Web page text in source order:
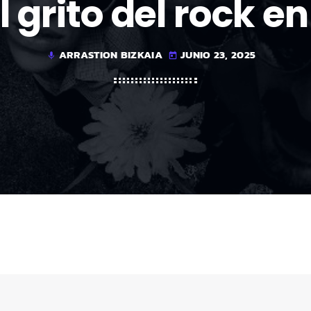
grito del rock
mic ARRASTION BIZKAIA today JUNIO 23, 2025